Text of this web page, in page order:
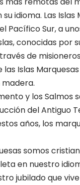
idioma. Las Islas
Pacífico Sur, a
conocidas
través de
Islas
y los
del Antiguo
años, los
somos
en nuestro
jubilado que